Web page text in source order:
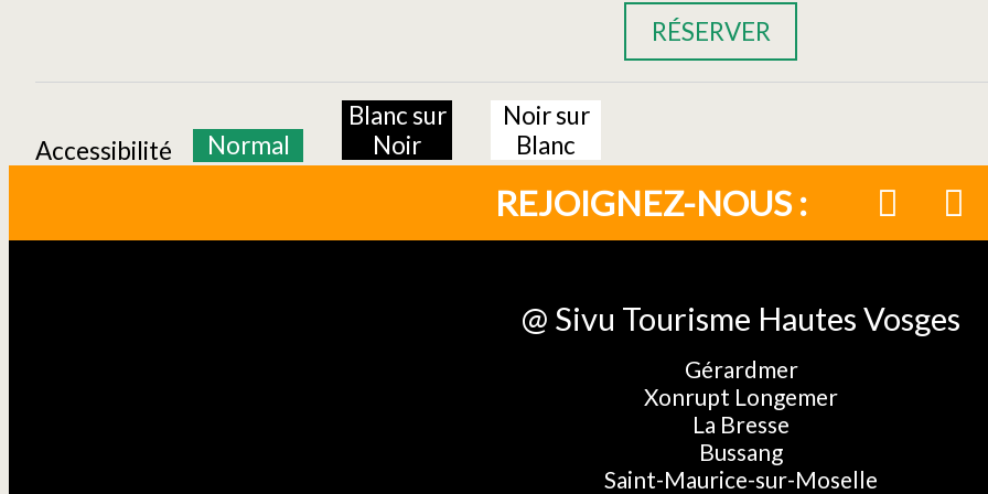
RÉSERVER
Accessibilité Normal
Blanc sur
Noir
Noir sur
Blanc
REJOIGNEZ-NOUS :
@ Sivu Tourisme Hautes Vosges
Gérardmer
Xonrupt Longemer
La Bresse
Bussang
Saint-Maurice-sur-Moselle